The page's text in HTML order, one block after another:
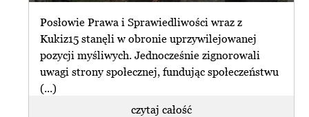
Posłowie Prawa i Sprawiedliwości wraz z
Kukiz15 stanęli w obronie uprzywilejowanej
pozycji myśliwych. Jednocześnie zignorowali
uwagi strony społecznej, fundując społeczeństwu
(...)
czytaj całość